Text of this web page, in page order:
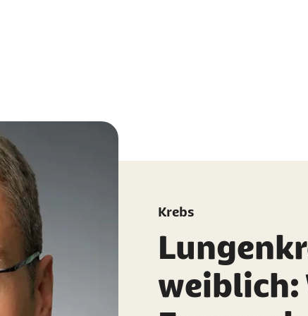
Krebs
weiblich: